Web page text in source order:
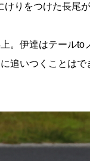
けりをつけた長尾
。伊達はテールto
追いつくことはで